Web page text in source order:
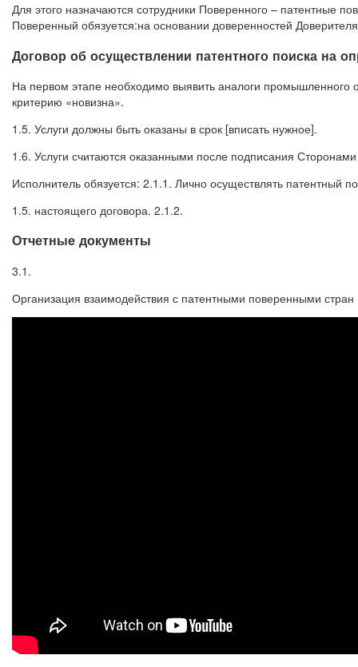
Для этого назначаются сотрудники Поверенного – патентные
Поверенный обязуется:на основании доверенностей
Договор об осуществлении патентного поиска на
На первом этапе необходимо выявить аналоги промышленного
критерию «новизна».
1.5. Услуги должны быть оказаны в срок [вписать нужное].
1.6. Услуги считаются оказанными после подписания
Исполнитель обязуется: 2.1.1. Лично осуществлять патентный
1.5. настоящего договора. 2.1.2.
Отчетные документы
3.1.
Организация взаимодействия с патентными поверенными стран